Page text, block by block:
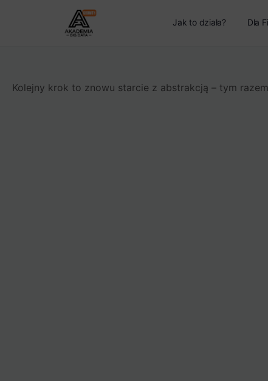
Jak to działa? Dla
Kolejny krok to znowu starcie z abstrakcją – tym